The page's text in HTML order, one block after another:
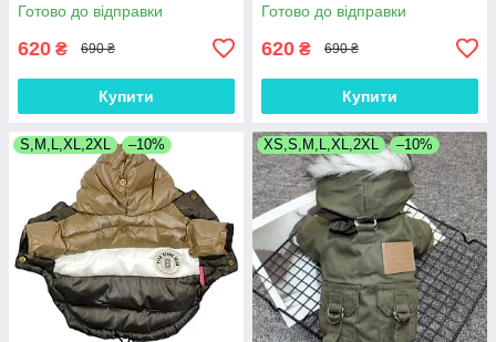
Готово до відправки
620 ₴ 690 ₴
Купити
Готово до відправки
620 ₴ 690 ₴
Купити
S,M,L,XL,2XL –10% XS,S,M,L,XL,2XL –10%